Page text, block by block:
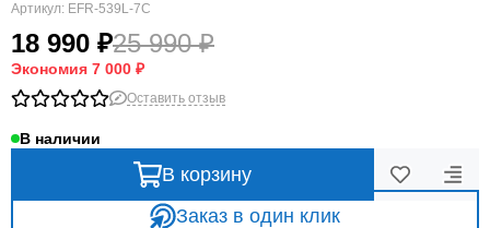
Артикул: EFR-539L-7C
18 990 ₽25 990 ₽
Экономия 7 000 ₽
Оставить отзыв
В наличии
В корзину
Заказ в один клик